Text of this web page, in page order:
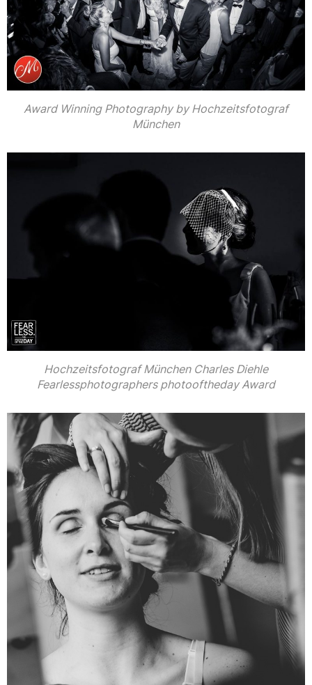
Award Winning Photography by Hochzeitsfotograf
München
Hochzeitsfotograf München Charles Diehle
Fearlessphotographers photooftheday Award